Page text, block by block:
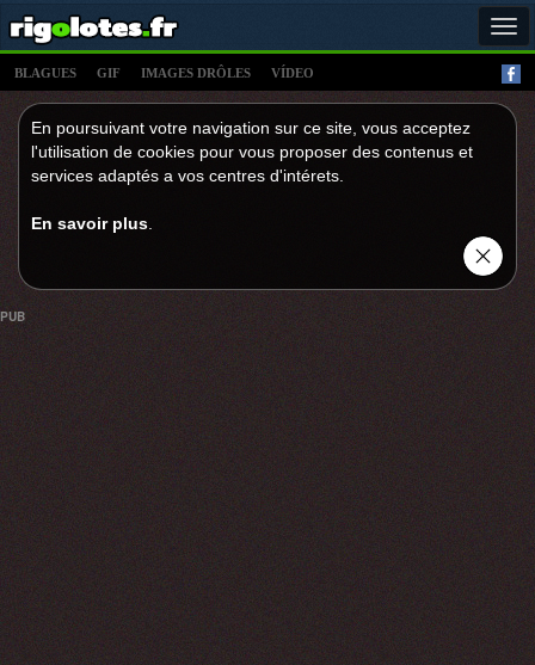
BLAGUES GIF IMAGES DRÔLES VÍDEO
En poursuivant votre navigation sur ce site, vous acceptez
l'utilisation de cookies pour vous proposer des contenus et
services adaptés a vos centres d'intérets.
En savoir plus
PUB